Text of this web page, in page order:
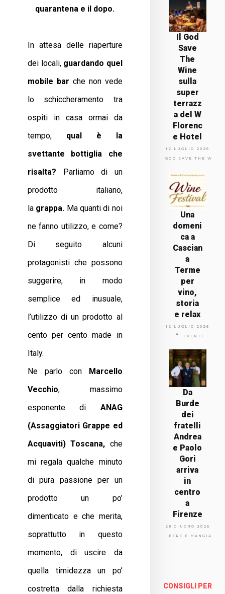
quarantena e il dopo.
In attesa delle riaperture
dei locali, guardando quel
mobile bar che non vede
lo schiccheramento tra
ospiti in casa ormai da
tempo, qual è la
svettante bottiglia che
risalta? Parliamo di un
prodotto italiano,
la grappa. Ma quanti di noi
ne fanno utilizzo, e come?
Di seguito alcuni
protagonisti che possono
suggerire, in modo
semplice ed inusuale,
l’utilizzo di un prodotto al
cento per cento made in
Italy.
Ne parlo con Marcello
Vecchio, massimo
esponente di ANAG
(Assaggiatori Grappe ed
Acquaviti) Toscana, che
mi regala qualche minuto
di pura passione per un
prodotto un po’
dimenticato e che merita,
soprattutto in questo
momento, di uscire da
quella timidezza un po’
costretta dalla richiesta
Il God
Save
The
Wine
sulla
super
terrazz
a del W
Florenc
e Hotel
12 LUGLIO 2026
GOD SAVE THE WINE
Una
domeni
ca a
Cascian
a
Terme
per
vino,
storia
e relax
12 LUGLIO 2026
EVENTI
Da
Burde
dei
fratelli
Andrea
e Paolo
Gori
arriva
in
centro
a
Firenze
28 GIUGNO 2026
BERE E MANGIARE
CONSIGLI PER
Via
Arno
nze